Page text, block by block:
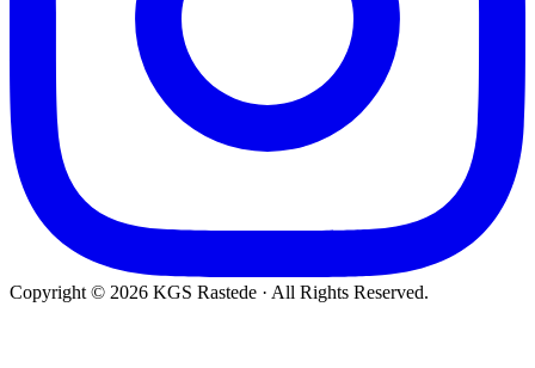
Copyright © 2026 KGS Rastede · All Rights Reserved.